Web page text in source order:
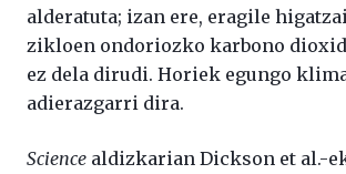
alderatuta; izan ere, eragile
zikloen ondoriozko karbono
ez dela dirudi. Horiek egungo
adierazgarri dira.
Science aldizkarian Dickson et al.-